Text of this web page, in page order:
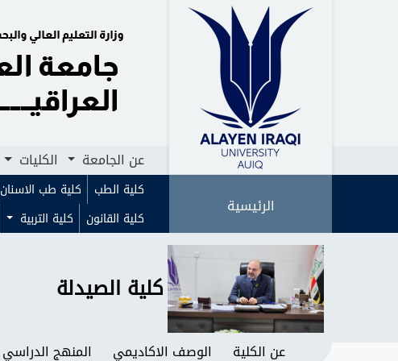
الرئيسية الكليات الجوائز
عن الجامعة الكليات
الرئيسية
كلية الطب كلية طب الاسنان
كلية القانون
كلية التربية
كلية الصيدلة
عن الكلية الوصف الاكاديمي المنهج الدراسي